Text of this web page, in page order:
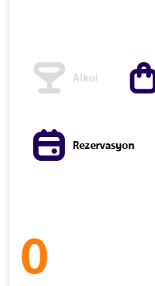
Alkol
Rezervasyon
0